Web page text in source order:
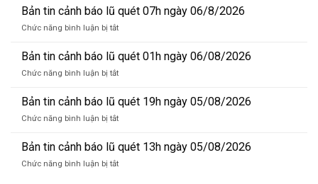
tin
dự
báo
sông
Hồng_IMHEMS_06.08.2026
Bản tin cảnh báo lũ quét 07h ngày 06/8/2026
Chức năng bình luận bị tắtở
tin
cảnh
báo
quét
07h
06/8/2026
Bản tin cảnh báo lũ quét 01h ngày 06/08/2026
Chức năng bình luận bị tắtở
tin
cảnh
báo
quét
01h
Bản tin cảnh báo lũ quét 19h ngày 05/08/2026
Chức năng bình luận bị tắtở
tin
cảnh
báo
Bản tin cảnh báo lũ quét 13h ngày 05/08/2026
Chức năng bình luận bị tắtở